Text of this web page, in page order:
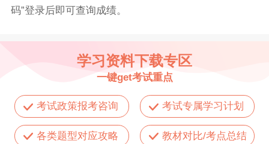
码”登录后即可查询成绩。
学习资料下载专区
一键get考试重点
考试政策报考咨询 考试专属学习计划
各类题型对应攻略 教材对比/考点总结